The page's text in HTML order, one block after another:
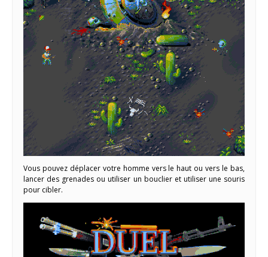
Vous pouvez déplacer votre homme vers le haut ou vers le bas,
lancer des grenades ou utiliser un bouclier et utiliser une souris
pour cibler.